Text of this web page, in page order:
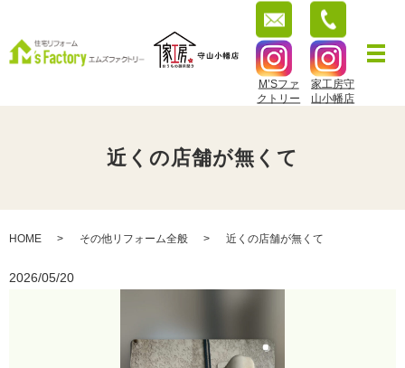
M’Sファ
クトリー
家工房守
山小幡店
近くの店舗が無くて
HOME その他リフォーム全般 近くの店舗が無くて
2026/05/20